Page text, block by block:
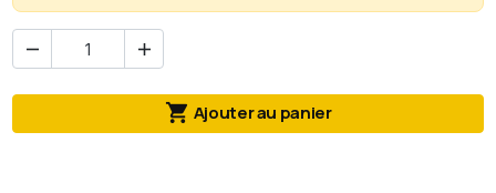
 
 Ajouter au panier